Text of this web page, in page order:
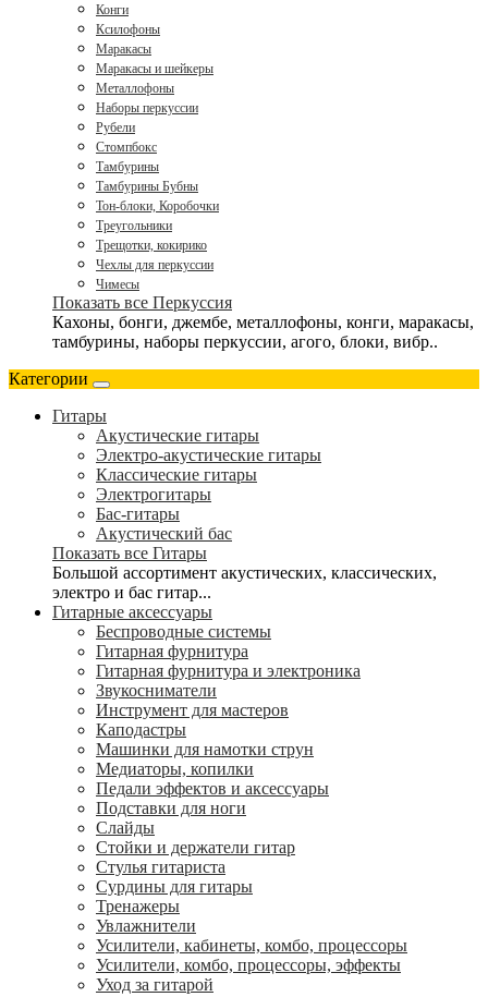
Конги
Ксилофоны
Маракасы
Маракасы и шейкеры
Металлофоны
Наборы перкуссии
Рубели
Стомпбокс
Тамбурины
Тамбурины Бубны
Тон-блоки, Коробочки
Треугольники
Трещотки, кокирико
Чехлы для перкуссии
Чимесы
Показать все Перкуссия
Кахоны, бонги, джембе, металлофоны, конги, маракасы,
тамбурины, наборы перкуссии, агого, блоки, вибр..
Категории
Гитары
Акустические гитары
Электро-акустические гитары
Классические гитары
Электрогитары
Бас-гитары
Акустический бас
Показать все Гитары
Большой ассортимент акустических, классических,
электро и бас гитар...
Гитарные аксессуары
Беспроводные системы
Гитарная фурнитура
Гитарная фурнитура и электроника
Звукосниматели
Инструмент для мастеров
Каподастры
Машинки для намотки струн
Медиаторы, копилки
Педали эффектов и аксессуары
Подставки для ноги
Слайды
Стойки и держатели гитар
Стулья гитариста
Сурдины для гитары
Тренажеры
Увлажнители
Усилители, кабинеты, комбо, процессоры
Усилители, комбо, процессоры, эффекты
Уход за гитарой